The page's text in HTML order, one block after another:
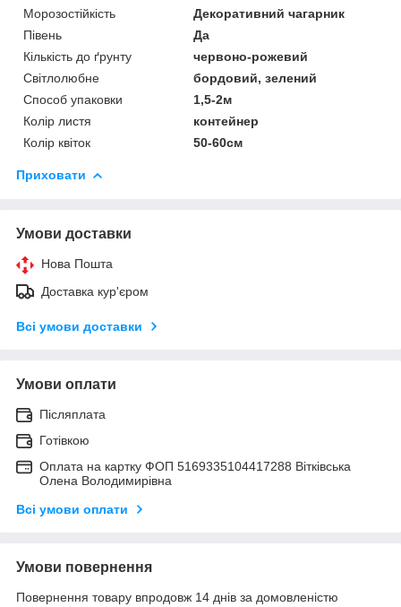
Морозостійкість
Декоративний чагарник
Півень
Да
Кількість до ґрунту
червоно-рожевий
Світлолюбне
бордовий, зелений
Способ упаковки
1,5-2м
Колір листя
контейнер
Колір квіток
50-60см
Приховати
Умови доставки
Нова Пошта
Доставка кур'єром
Всі умови доставки
Умови оплати
Післяплата
Готівкою
Оплата на картку ФОП 5169335104417288 Вітківська
Олена Володимирівна
Всі умови оплати
Умови повернення
Повернення товару впродовж 14 днів за домовленістю